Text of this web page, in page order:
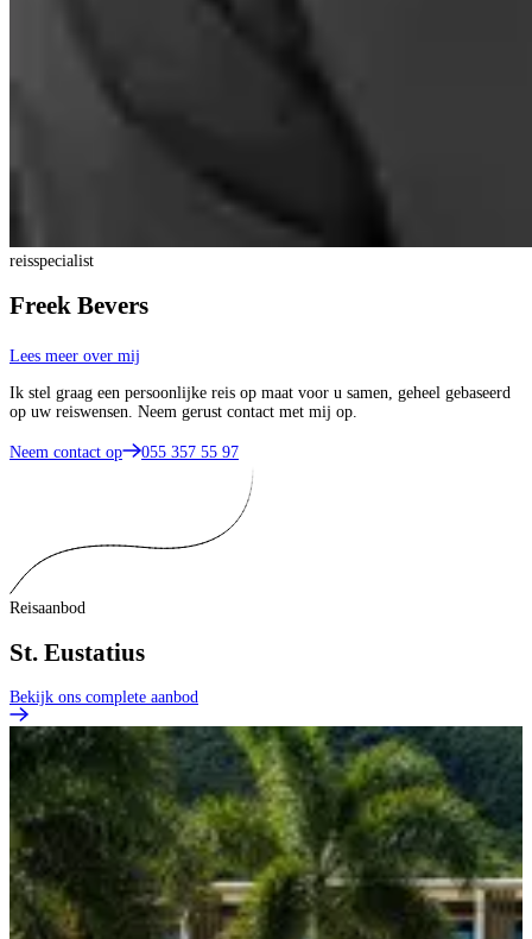
reisspecialist
Freek Bevers
Lees meer over mij
Ik stel graag een persoonlijke reis op maat voor u samen, geheel gebaseerd
op uw reiswensen. Neem gerust contact met mij op.
Neem contact op 055 357 55 97
Reisaanbod
St. Eustatius
Bekijk ons complete aanbod